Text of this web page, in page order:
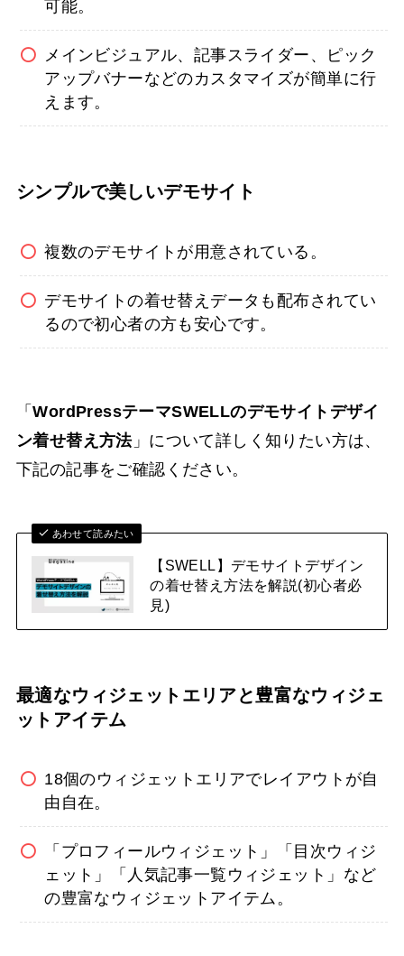
可能。
メインビジュアル、記事スライダー、ピック
アップバナーなどのカスタマイズが簡単に行
えます。
シンプルで美しいデモサイト
複数のデモサイトが用意されている。
デモサイトの着せ替えデータも配布されてい
るので初心者の方も安心です。
「WordPressテーマSWELLのデモサイトデザイ
ン着せ替え方法」について詳しく知りたい方は、
下記の記事をご確認ください。
あわせて読みたい
【SWELL】デモサイトデザイン
の着せ替え方法を解説(初心者必
見)
最適なウィジェットエリアと豊富なウィジェ
ットアイテム
18個のウィジェットエリアでレイアウトが自
由自在。
「プロフィールウィジェット」「目次ウィジ
ェット」「人気記事一覧ウィジェット」など
の豊富なウィジェットアイテム。